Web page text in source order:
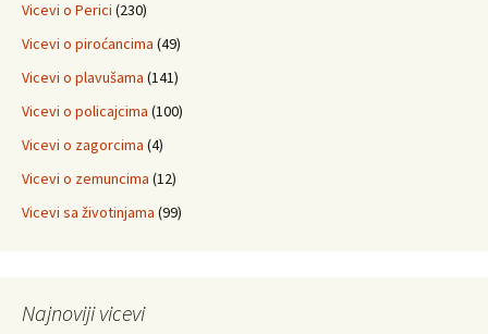
Vicevi o Perici (230)
Vicevi o piroćancima (49)
Vicevi o plavušama (141)
Vicevi o policajcima (100)
Vicevi o zagorcima (4)
Vicevi o zemuncima (12)
Vicevi sa životinjama (99)
Najnoviji vicevi